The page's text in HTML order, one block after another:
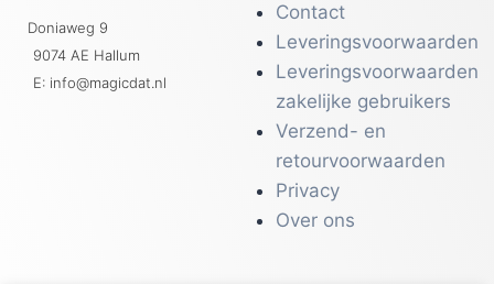
Doniaweg 9
9074 AE Hallum
E: info@magicdat.nl
Contact
Leveringsvoorwaarden
Leveringsvoorwaarden
zakelijke gebruikers
Verzend- en
retourvoorwaarden
Privacy
Over ons